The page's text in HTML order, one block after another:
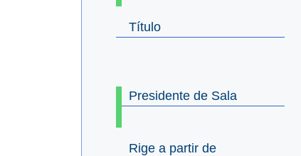
Título
Presidente de Sala
Rige a partir de